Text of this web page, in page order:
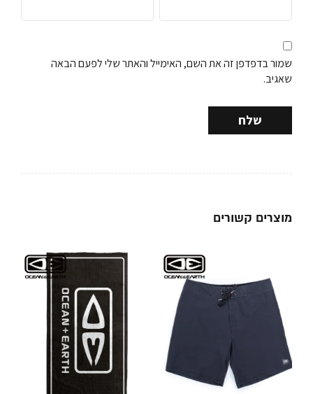
שמור בדפדפן זה את השם, האימייל והאתר שלי לפעם הבאה
שאגיב.
מוצרים קשורים